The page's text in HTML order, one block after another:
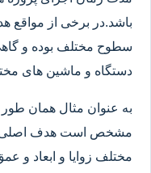
باشد.در برخی از مواقع
سطوح مختلف بوده و
دستگاه و ماشین های
به عنوان مثال همان طور
مشخص است هدف اصلی از
مختلف زوایا و ابعاد و